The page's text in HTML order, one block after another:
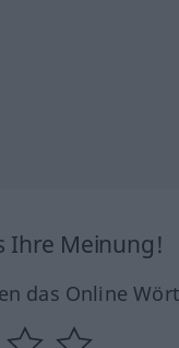
Ihre Meinung!
das Online